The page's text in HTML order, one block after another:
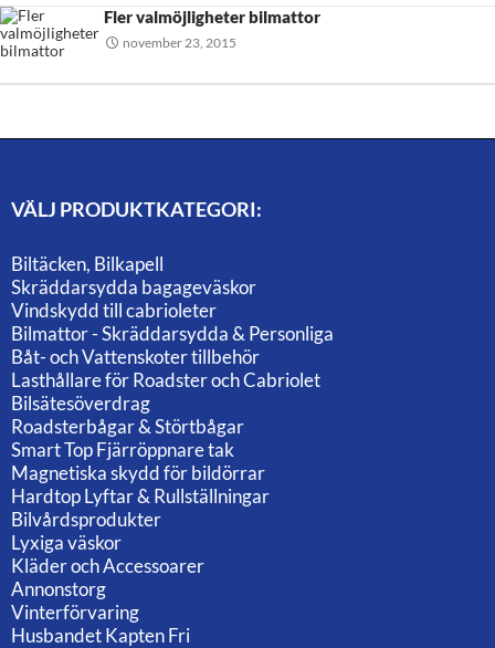
Fler valmöjligheter bilmattor
november 23, 2015
VÄLJ PRODUKTKATEGORI:
Biltäcken, Bilkapell
Skräddarsydda bagageväskor
Vindskydd till cabrioleter
Bilmattor - Skräddarsydda & Personliga
Båt- och Vattenskoter tillbehör
Lasthållare för Roadster och Cabriolet
Bilsätesöverdrag
Roadsterbågar & Störtbågar
Smart Top Fjärröppnare tak
Magnetiska skydd för bildörrar
Hardtop Lyftar & Rullställningar
Bilvårdsprodukter
Lyxiga väskor
Kläder och Accessoarer
Annonstorg
Vinterförvaring
Husbandet Kapten Fri